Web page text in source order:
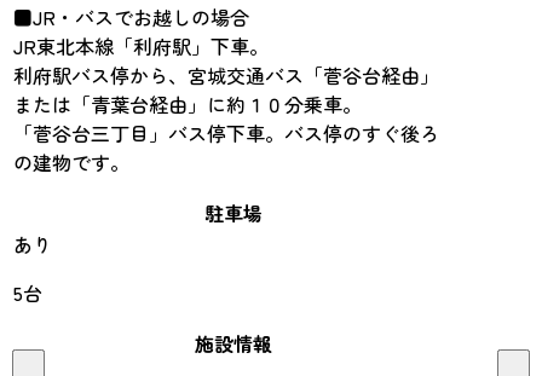
■JR・バスでお越しの場合
JR東北本線「利府駅」下車。
利府駅バス停から、宮城交通バス「菅谷台経由」
または「青葉台経由」に約１０分乗車。
「菅谷台三丁目」バス停下車。バス停のすぐ後ろ
の建物です。
駐車場
あり
5台
施設情報